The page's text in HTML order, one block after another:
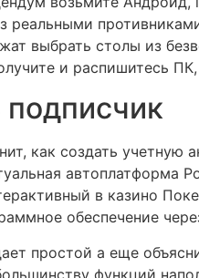
реальными
выбрать столы из
и распишитесь
подписчик
как создать
автоплатформа
в казино
обеспечение
простой а еще
функций